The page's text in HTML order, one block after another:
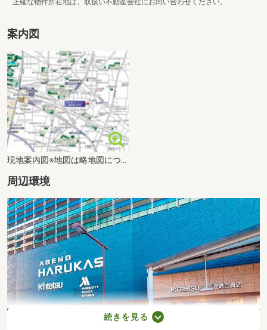
正確な物件所在地は、取扱い不動産会社にお問い合わせください。
案内図
現地案内図※地図は略地図につき省略されている道路・施設等があります。周辺施設のすべてを表示してはおりません。
周辺環境
続きを見る